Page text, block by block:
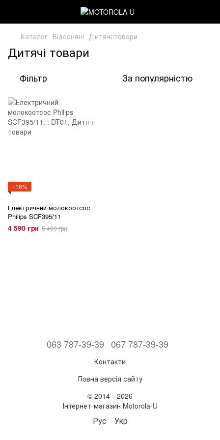
Каталог Відеоняні Дитячі товари
Дитячі товари
Фільтр За популярністю
−16%
Електричний молокоотсос
Philips SCF395/11
4 590 грн 5 490 грн
063 787-39-39 067 787-39-39
Контакти
Повна версія сайту
© 2014—2026
Інтернет-магазин Motorola-U
Рус Укр